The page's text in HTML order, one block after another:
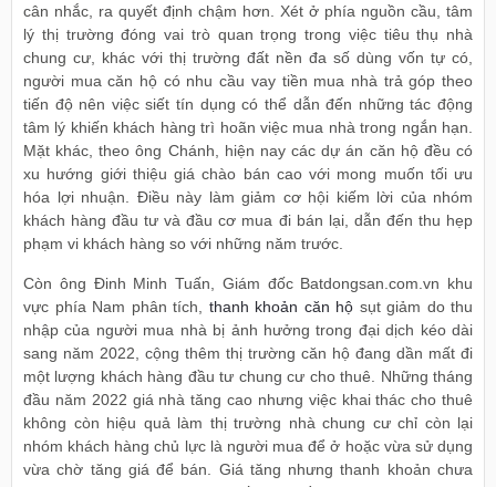
cân nhắc, ra quyết định chậm hơn. Xét ở phía nguồn cầu, tâm
lý thị trường đóng vai trò quan trọng trong việc tiêu thụ nhà
chung cư, khác với thị trường đất nền đa số dùng vốn tự có,
người mua căn hộ có nhu cầu vay tiền mua nhà trả góp theo
tiến độ nên việc siết tín dụng có thể dẫn đến những tác động
tâm lý khiến khách hàng trì hoãn việc mua nhà trong ngắn hạn.
Mặt khác, theo ông Chánh, hiện nay các dự án căn hộ đều có
xu hướng giới thiệu giá chào bán cao với mong muốn tối ưu
hóa lợi nhuận. Điều này làm giảm cơ hội kiếm lời của nhóm
khách hàng đầu tư và đầu cơ mua đi bán lại, dẫn đến thu hẹp
phạm vi khách hàng so với những năm trước.
Còn ông Đinh Minh Tuấn, Giám đốc Batdongsan.com.vn khu
vực phía Nam phân tích,
thanh khoản căn hộ sụt giảm do thu
nhập của người mua nhà bị ảnh hưởng trong đại dịch kéo dài
sang năm 2022, cộng thêm thị trường căn hộ đang dần mất đi
một lượng khách hàng đầu tư chung cư cho thuê. Những tháng
đầu năm 2022 giá nhà tăng cao nhưng việc khai thác cho thuê
không còn hiệu quả làm thị trường nhà chung cư chỉ còn lại
nhóm khách hàng chủ lực là người mua để ở hoặc vừa sử dụng
vừa chờ tăng giá để bán. Giá tăng nhưng thanh khoản chưa